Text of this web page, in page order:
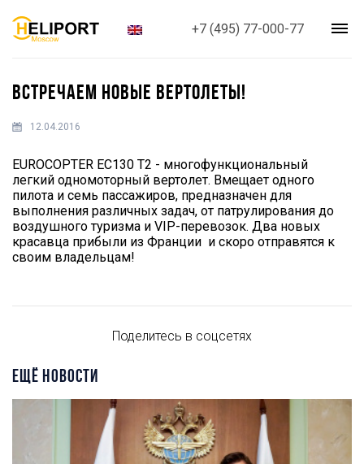
+7 (495) 77-000-77
ВСТРЕЧАЕМ НОВЫЕ ВЕРТОЛЕТЫ!
12.04.2016
EUROCOPTER EC130 T2 - многофункциональный
легкий одномоторный вертолет. Вмещает одного
пилота и семь пассажиров, предназначен для
выполнения различных задач, от патрулирования до
воздушного туризма и VIP-перевозок. Два новых
красавца прибыли из Франции и скоро отправятся к
своим владельцам!
Поделитесь в соцсетях
ЕЩЁ НОВОСТИ